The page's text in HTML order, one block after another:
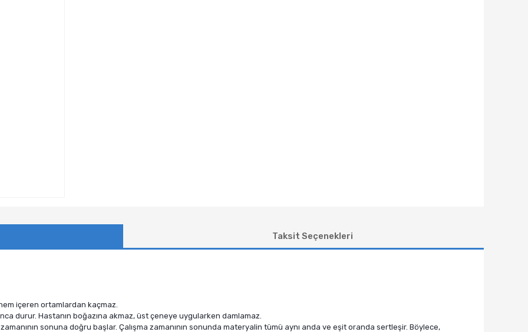
Taksit Seçenekleri
içeren ortamlardan kaçmaz.
durur. Hastanın boğazına akmaz, üst çeneye uygularken damlamaz.
sonuna doğru başlar. Çalışma zamanının sonunda materyalin tümü aynı anda ve eşit oranda sertleşir. Böylece,